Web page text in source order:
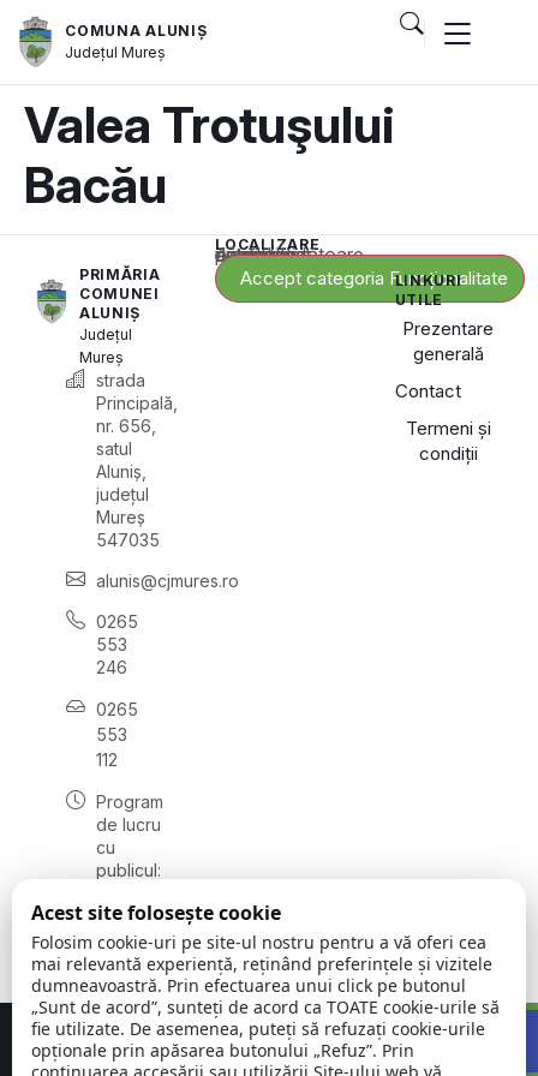
COMUNA ALUNIȘ
JudețulMureș
Valea Trotuşului
Bacău
PRIMĂRIA
COMUNEI
ALUNIȘ
Județul
Mureș
strada
Principală,
nr. 656,
satul
Aluniș,
județul
Mureș
547035
alunis@cjmures.ro
0265
553
246
0265
553
112
Program
de lucru
cu
publicul:
vineri
08:00 -
16:00
LOCALIZARE
Acest conținut este blocat până când acceptați categoria corespunzătoare de cookie-uri.
Accept categoria Funcționalitate
LINKURI
UTILE
Prezentare
generală
Contact
Termeni și
condiții
Concept realizat deBig Media Relații Publice SRL
Acest site folosește cookie
Folosim cookie-uri pe site-ul nostru pentru a vă oferi cea
mai relevantă experiență, reținând preferințele și vizitele
dumneavoastră. Prin efectuarea unui click pe butonul
„Sunt de acord”, sunteți de acord ca TOATE cookie-urile să
fie utilizate. De asemenea, puteți să refuzați cookie-urile
opționale prin apăsarea butonului „Refuz”. Prin